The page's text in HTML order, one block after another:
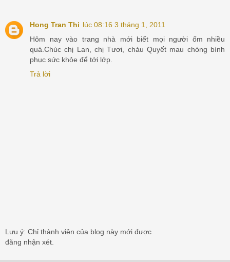
Hong Tran Thi lúc 08:16 3 tháng 1, 2011
Hôm nay vào trang nhà mới biết mọi người ốm nhiều
quá.Chúc chị Lan, chị Tươi, cháu Quyết mau chóng bình
phục sức khỏe để tới lớp.
Trả lời
Lưu ý: Chỉ thành viên của blog này mới được
đăng nhận xét.